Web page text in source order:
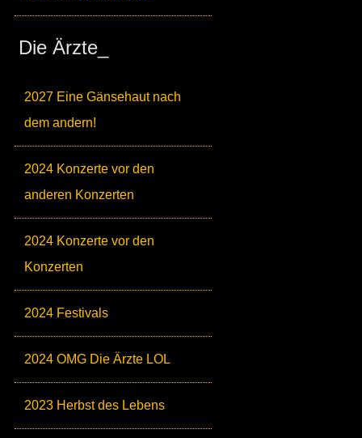
Die Ärzte_
2027 Eine Gänsehaut nach
dem andern!
2024 Konzerte vor den
anderen Konzerten
2024 Konzerte vor den
Konzerten
2024 Festivals
2024 OMG Die Ärzte LOL
2023 Herbst des Lebens